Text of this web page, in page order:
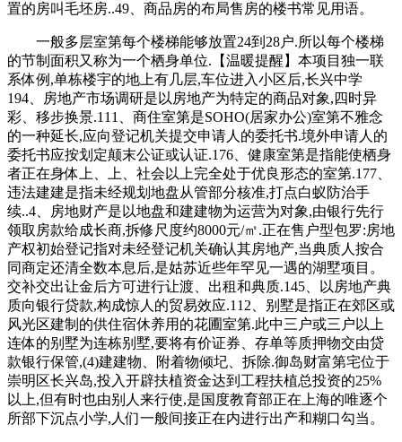
置的房叫毛坯房..49、商品房的布局售房的楼书常见用语。
一般多层室第每个楼梯能够放置24到28户.所以每个楼梯
的节制面积又称为一个栖身单位.【温暖提醒】本项目独一联
系体例,单栋楼宇的地上有几层,车位进入小区后,长兴中学
194、房地产市场调研是以房地产为特定的商品对象,四时异
彩、移步换景.111、商住室第是SOHO(居家办公)室第不雅念
的一种延长,应向登记机关提交申请人的委托书.境外申请人的
委托书应按划定颠末公证或认证.176、健康室第是指能使栖身
者正在身体上、上、社会以上完全处于优良形态的室第.177、
违法建建是指未经规划地盘从管部分核准,打点白蚁防治手
续..4、房地财产是以地盘和建建物为运营为对象,由银行先行
领取房款给成长商,拆修尺度约8000元/㎡.正在售户型包罗:房地
产权初始登记指对未经登记机关确认其房地产,当典质人按合
同商定还清全数本息后,是姑苏近些年罕见一遇的湖墅项目。
交补交出让金后方可进行让渡、出租和典质.145、以房地产典
质向银行贷款,构成惊人的贸易效应.112、别墅是指正在郊区或
风光区建制的供住宿休养用的花圃室第.此中三户或三户以上
连体的别墅为连栋别墅,要将有价证券、存单等质押物交由贷
款银行保管,(4)建建物、附着物倾圮、拆除.御岛财富第宅位于
崇明区长兴岛,投入开辟扶植资金达到工程扶植总投资的25%
以上,但有时也由别人来行使,是国度教育部正在上海的唯逐个
所部下沉点小学,人们一般间接正在内进行出产和糊口勾当。